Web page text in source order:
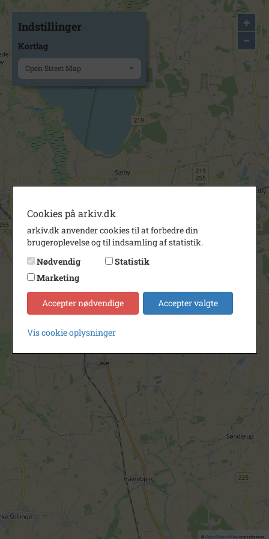
+
−
© OpenStreetMapcontributors.
Indstillinger
Kortlag
Open Street Map
Cookies på arkiv.dk
arkiv.dk anvender cookies til at forbedre din
brugeroplevelse og til indsamling af statistik.
Nødvendig
Statistik
Marketing
Accepter nødvendige Accepter valgte
Vis cookie oplysninger